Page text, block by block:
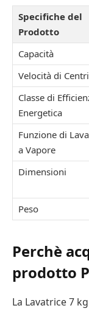
Specifiche del
Prodotto
Capacità
Velocità di
Classe di
Energetica
Funzione di
a Vapore
Dimensioni
Peso
Perchè
prodotto
La Lavatrice 7